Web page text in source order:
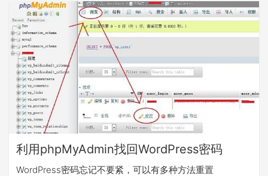
利用phpMyAdmin找回WordPress密码
WordPress密码忘记不要紧，可以有多种方法重置